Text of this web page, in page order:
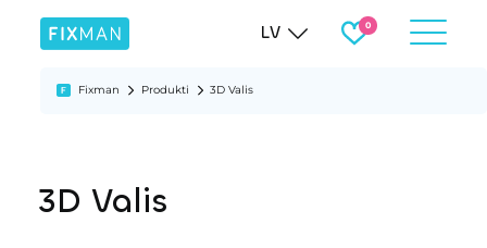
LV
Fixman Produkti 3D Valis
3D Valis